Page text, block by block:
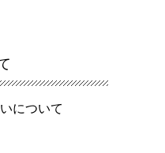
について